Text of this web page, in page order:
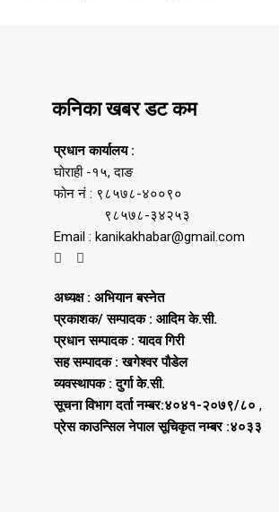
कनिका खबर डट कम
प्रधान कार्यालय :
घोराही -१५, दाङ
फोन नं : ९८५७८-४००९०
९८५७८-३४२५३
Email : kanikakhabar@gmail.com
अध्यक्ष : अभियान बस्नेत
प्रकाशक/ सम्पादक : आदिम के.सी.
प्रधान सम्पादक : यादव गिरी
सह सम्पादक : खगेश्वर पौडेल
व्यवस्थापक : दुर्गा के.सी.
सूचना विभाग दर्ता नम्बर:४०४१-२०७९/८० ,
प्रेस काउन्सिल नेपाल सूचिकृत नम्बर :४०३३